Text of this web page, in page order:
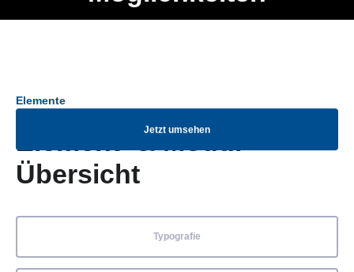
Jetzt umsehen
Elemente
Element- & Modul-
Übersicht
Typografie